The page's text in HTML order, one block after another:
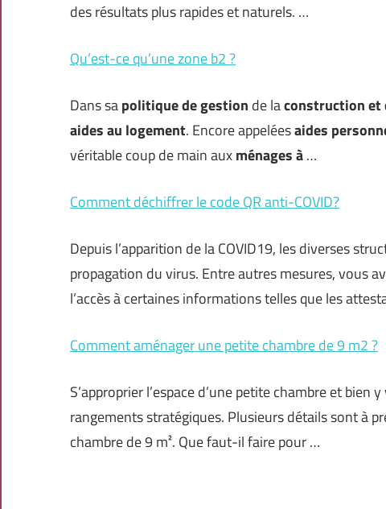
des résultats plus rapides et naturels. …
Qu’est-ce qu’une zone b2 ?
Dans sapolitique de gestion de laconstruction et
aides au logement. Encore appeléesaides
véritable coup de main auxménages à…
Comment déchiffrer le code QR anti-COVID?
Depuis l’apparition de la COVID19, les diverses
propagation du virus. Entre autres mesures, vous
l’accès à certaines informations telles que les
Comment aménager une petite chambre de 9 m2 ?
S’approprier l’espace d’une petite chambre et
rangements stratégiques. Plusieurs détails sont à
chambre de 9 m². Que faut-il faire pour …